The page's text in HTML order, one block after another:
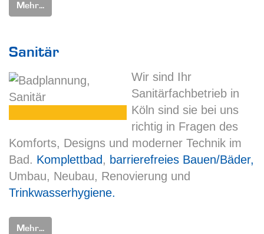
Mehr...
Sanitär
Wir sind Ihr
Sanitärfachbetrieb in
Köln sind sie bei uns
richtig in Fragen des
Komforts, Designs und moderner Technik im
Bad. Komplettbad, barrierefreies Bauen/Bäder,
Umbau, Neubau, Renovierung und
Trinkwasserhygiene.
Mehr...